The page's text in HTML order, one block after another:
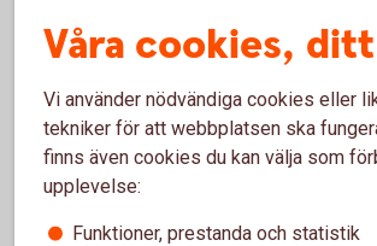
Fler fastighetslån och
byggnadskrediter
Gröntfastighetslån
Fastighetslån i SwedbankHypotek
Lån skog- ochlantbruksfastighet
Byggnadskredit
Energilån
Våra cookies,
Vi använder nödvändiga cookies eller
tekniker för att webbplatsen ska
finns även cookies du kan välja som
upplevelse:
Funktioner, prestanda och statistik